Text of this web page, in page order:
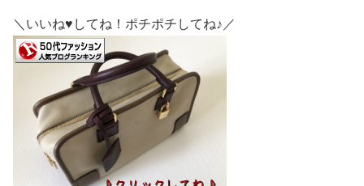
＼いいね♥してね！ポチポチしてね♪／